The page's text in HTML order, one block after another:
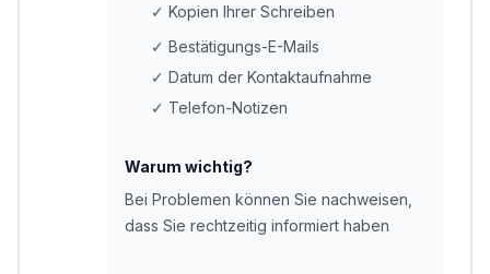
✓ Kopien Ihrer Schreiben
✓ Bestätigungs-E-Mails
✓ Datum der Kontaktaufnahme
✓ Telefon-Notizen
Warum wichtig?
Bei Problemen können Sie nachweisen,
dass Sie rechtzeitig informiert haben